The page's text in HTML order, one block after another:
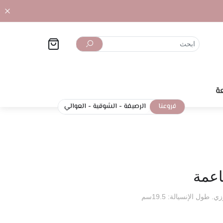
فروعنا الرصيفة - الشوقية - العوالي
الإنسيالة: 19.5سم